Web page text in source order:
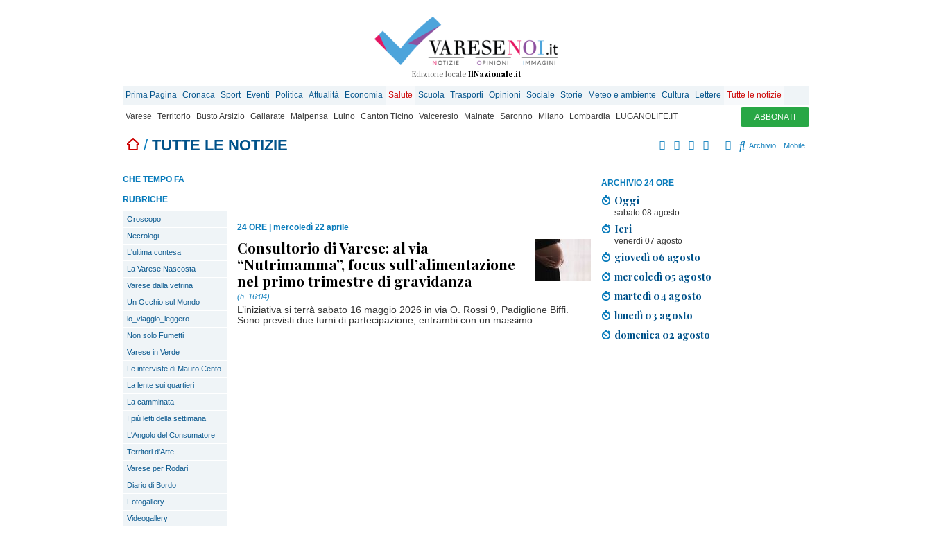
Edizione locale IlNazionale.it
Prima Pagina Cronaca Sport Eventi Politica Attualità Economia Salute Scuola Trasporti Opinioni Sociale Storie Meteo e ambiente Cultura Lettere Tutte le notizie
Varese Territorio Busto Arsizio Gallarate Malpensa Luino Canton Ticino Valceresio Malnate Saronno Milano Lombardia LUGANOLIFE.IT ABBONATI
/ TUTTE LE NOTIZIE Archivio Mobile
ARCHIVIO 24 ORE
Oggi
sabato 08 agosto
Ieri
venerdì 07 agosto
giovedì 06 agosto
mercoledì 05 agosto
martedì 04 agosto
lunedì 03 agosto
domenica 02 agosto
CHE TEMPO FA
RUBRICHE
Oroscopo
Necrologi
L'ultima contesa
La Varese Nascosta
Varese dalla vetrina
Un Occhio sul Mondo
io_viaggio_leggero
Non solo Fumetti
Varese in Verde
Le interviste di Mauro Cento
La lente sui quartieri
La camminata
I più letti della settimana
L'Angolo del Consumatore
Territori d'Arte
Varese per Rodari
Diario di Bordo
Fotogallery
Videogallery
24 ORE mercoledì 22 aprile
Consultorio di Varese: al via
“Nutrimamma”, focus sull’alimentazione
nel primo trimestre di gravidanza
(h. 16:04)
L’iniziativa si terrà sabato 16 maggio 2026 in via O. Rossi 9, Padiglione Biffi.
Sono previsti due turni di partecipazione, entrambi con un massimo...